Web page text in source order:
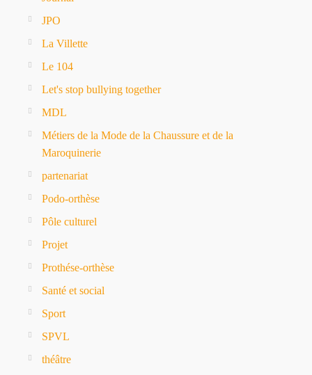
JPO
La Villette
Le 104
Let's stop bullying together
MDL
Métiers de la Mode de la Chaussure et de la
Maroquinerie
partenariat
Podo-orthèse
Pôle culturel
Projet
Prothése-orthèse
Santé et social
Sport
SPVL
théâtre